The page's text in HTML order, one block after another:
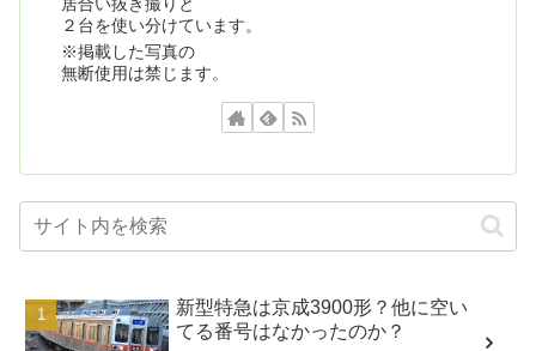
２台を使い分けています。
※掲載した写真の
無断使用は禁じます。
新型特急は京成3900形？他に空い
てる番号はなかったのか？